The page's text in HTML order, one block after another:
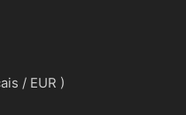
/ EUR )